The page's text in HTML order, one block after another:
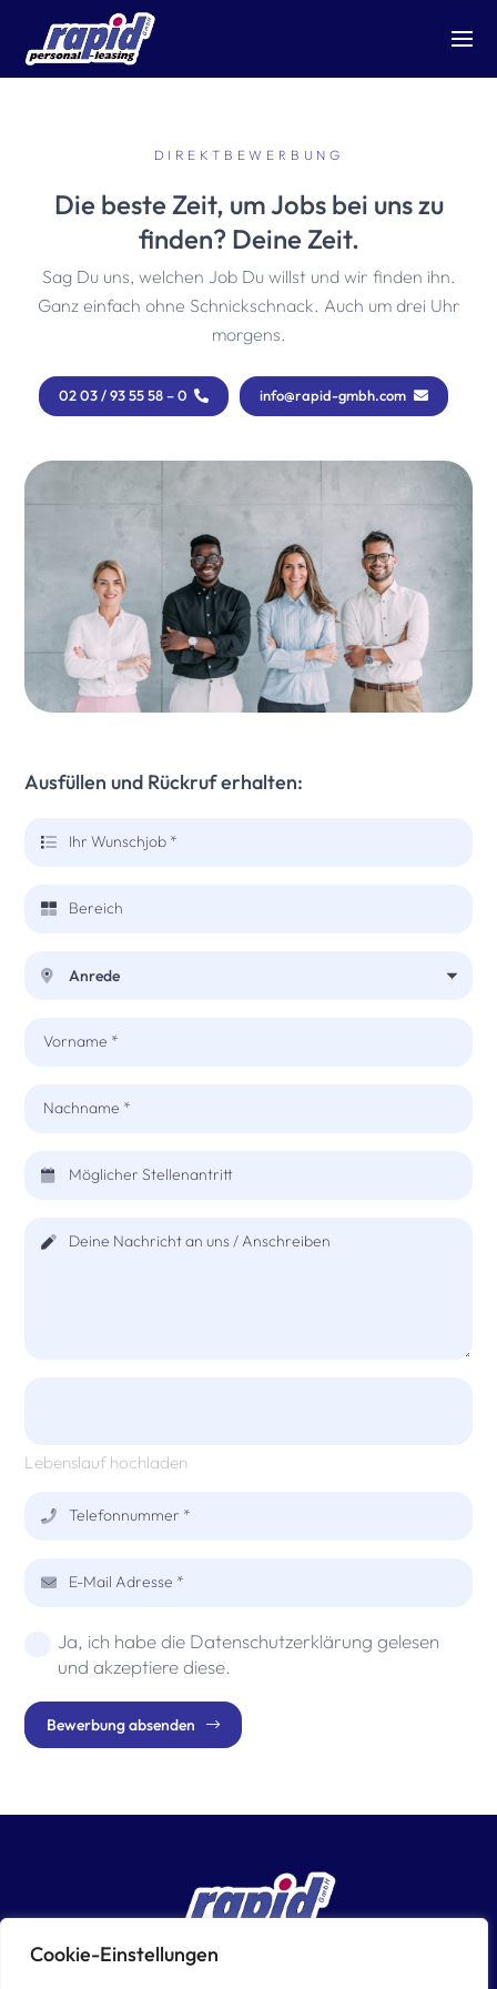
Cookie-Einstellungen
DIREKTBEWERBUNG
Die beste Zeit, um Jobs bei uns zu
finden? Deine Zeit.
Sag Du uns, welchen Job Du willst und wir finden ihn.
Ganz einfach ohne Schnickschnack. Auch um drei Uhr
morgens.
02 03 / 93 55 58 – 0 info@rapid-gmbh.com
Ausfüllen und Rückruf erhalten:
Ihr Wunschjob *
Bereich
Vorname *
Nachname *
Möglicher Stellenantritt
Deine Nachricht an uns / Anschreiben
Lebenslauf hochladen
Telefonnummer *
E-Mail Adresse *
Ja, ich habe die Datenschutzerklärung gelesen
und akzeptiere diese.
Bewerbung absenden